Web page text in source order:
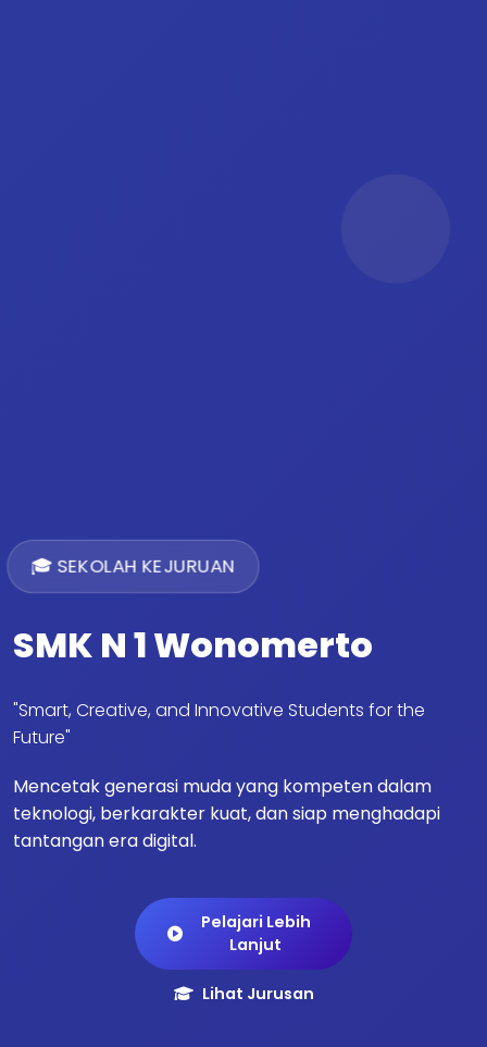
🎓 SEKOLAH KEJURUAN
SMK N 1 Wonomerto
"Smart, Creative, and Innovative Students for the
Future"
Mencetak generasi muda yang kompeten dalam
teknologi, berkarakter kuat, dan siap menghadapi
tantangan era digital.
Pelajari Lebih
Lanjut
Lihat Jurusan